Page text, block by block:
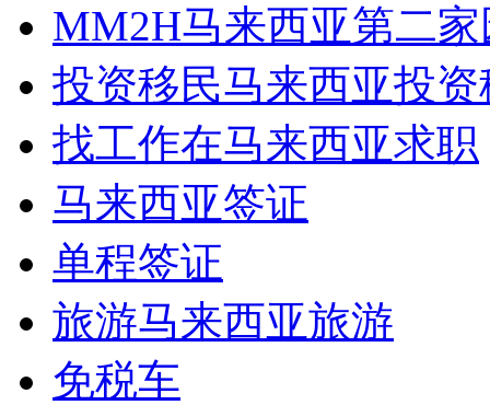
MM2H马来西亚第二家
投资移民马来西亚投资
找工作在马来西亚求职
马来西亚签证
单程签证
旅游马来西亚旅游
免税车